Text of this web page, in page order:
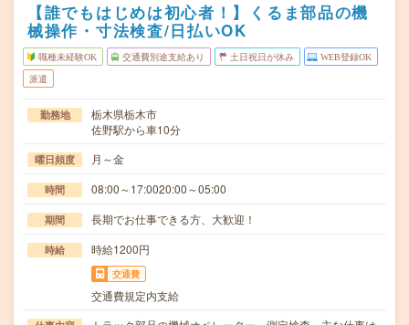
【誰でもはじめは初心者！】くるま部品の機
械操作・寸法検査/日払いOK
職種未経験OK 交通費別途支給あり 土日祝日が休み WEB登録OK
派遣
勤務地
栃木県栃木市
佐野駅から車10分
曜日頻度 月～金
時間 08:00～17:0020:00～05:00
期間 長期でお仕事できる方、大歓迎！
時給 時給1200円
交通費
交通費規定内支給